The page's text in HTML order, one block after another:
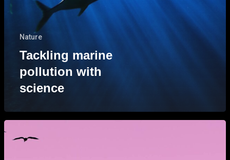
Nature
Tackling marine
pollution with
science